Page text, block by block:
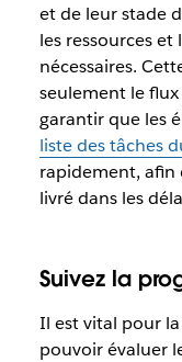
et de leur stade
les ressources
nécessaires.
seulement le
garantir que les
liste des tâches
rapidement, afin
livré dans les
Suivez la
Il est vital pour
pouvoir évaluer